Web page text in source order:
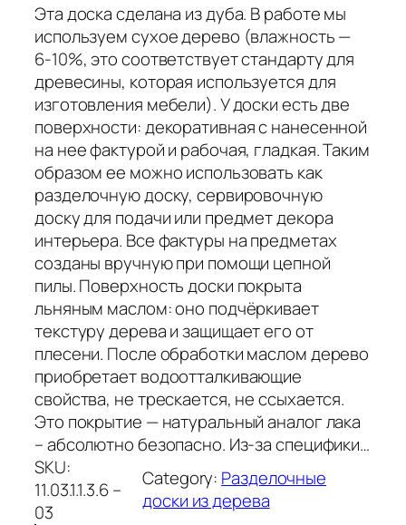
Эта доска сделана из дуба. В работе мы
используем сухое дерево (влажность —
6-10%, это соответствует стандарту для
древесины, которая используется для
изготовления мебели). У доски есть две
поверхности: декоративная с нанесенной
на нее фактурой и рабочая, гладкая. Таким
образом ее можно использовать как
разделочную доску, сервировочную
доску для подачи или предмет декора
интерьера. Все фактуры на предметах
созданы вручную при помощи цепной
пилы. Поверхность доски покрыта
льняным маслом: оно подчёркивает
текстуру дерева и защищает его от
плесени. После обработки маслом дерево
приобретает водоотталкивающие
свойства, не трескается, не ссыхается.
Это покрытие — натуральный аналог лака
– абсолютно безопасно. Из-за специфики…
SKU:
11.03.1.1.3.6 –
03
Category: Разделочные
доски из дерева